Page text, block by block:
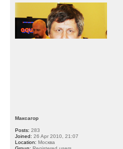
Максагор
Posts: 283
Joined: 26 Apr 2010, 21:07
Location: Москва